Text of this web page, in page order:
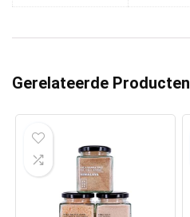
Gerelateerde Producten